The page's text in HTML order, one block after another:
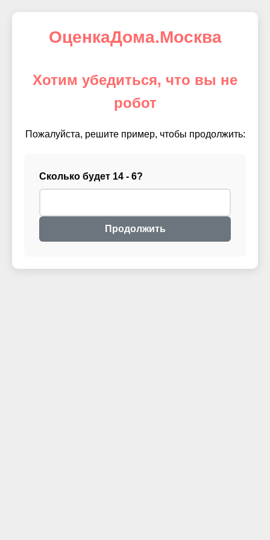
ОценкаДома.Москва
Хотим убедиться, что вы не
робот
Пожалуйста, решите пример, чтобы продолжить:
Сколько будет 14 - 6?
Продолжить